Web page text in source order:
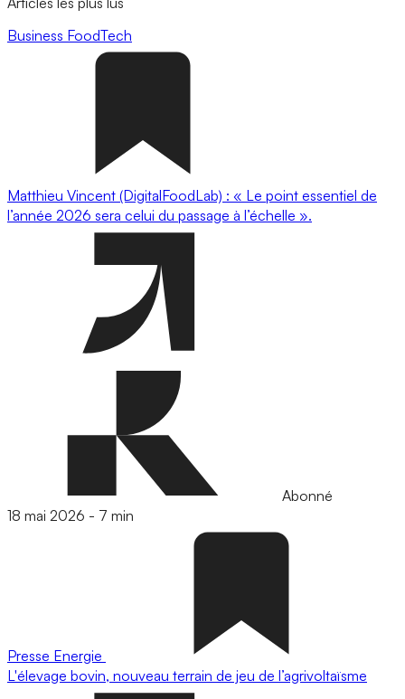
Business FoodTech
Matthieu Vincent (DigitalFoodLab) : « Le point essentiel de
l’année 2026 sera celui du passage à l’échelle ».
Abonné
18 mai 2026 - 7 min
Presse Energie
L'élevage bovin, nouveau terrain de jeu de l’agrivoltaïsme